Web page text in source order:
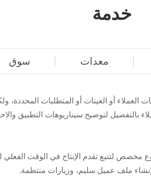
خدمة
معدات سوق
العملاء أو العينات أو المتطلبات
لتوضيح سيناريوهات التطبيق
مخصص لتتبع تقدم الإنتاج في الوقت